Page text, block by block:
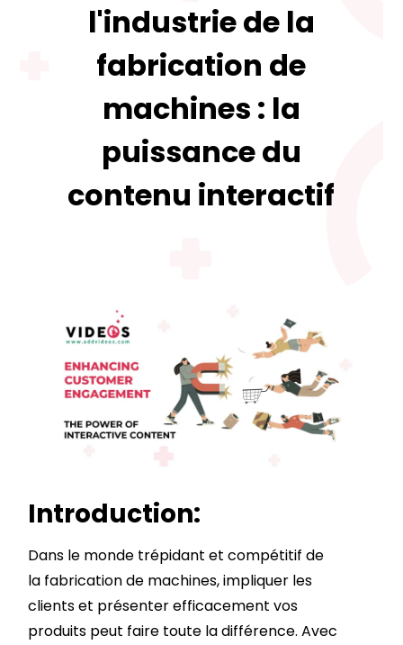
l'industrie de la
fabrication de
machines : la
puissance du
contenu interactif
Introduction:
Dans le monde trépidant et compétitif de
la fabrication de machines, impliquer les
clients et présenter efficacement vos
produits peut faire toute la différence. Avec